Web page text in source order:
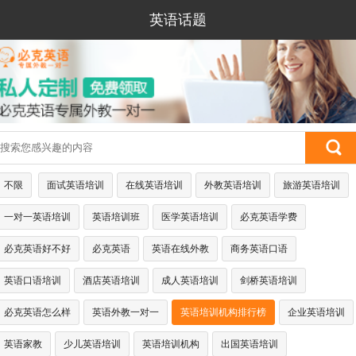
英语话题
不限 面试英语培训 在线英语培训 外教英语培训 旅游英语培训
一对一英语培训 英语培训班 医学英语培训 必克英语学费
必克英语好不好 必克英语 英语在线外教 商务英语口语
英语口语培训 酒店英语培训 成人英语培训 剑桥英语培训
必克英语怎么样 英语外教一对一 英语培训机构排行榜 企业英语培训
英语家教 少儿英语培训 英语培训机构 出国英语培训